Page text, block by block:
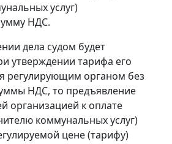
услуг)
НДС.
дела судом будет
утверждении тарифа его
регулирующим органом без
НДС, то предъявление
организацией к оплате
коммунальных услуг)
цене (тарифу)